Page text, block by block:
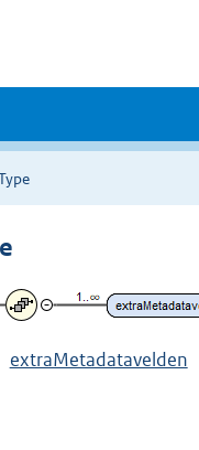
extraMetadatavelden